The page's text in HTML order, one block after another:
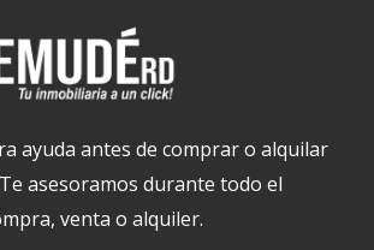
ayuda antes de comprar o alquilar
asesoramos durante todo el
venta o alquiler.